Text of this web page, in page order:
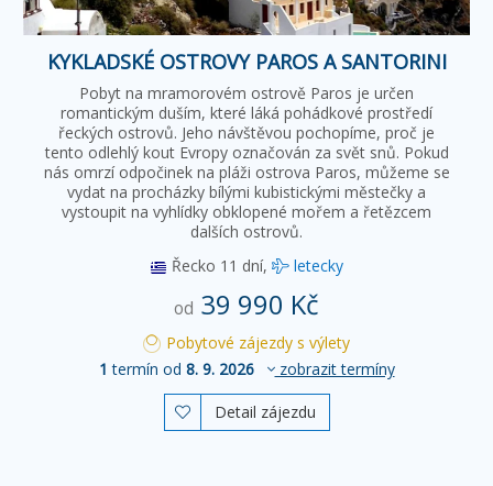
KYKLADSKÉ OSTROVY PAROS A SANTORINI
Pobyt na mramorovém ostrově Paros je určen
romantickým duším, které láká pohádkové prostředí
řeckých ostrovů. Jeho návštěvou pochopíme, proč je
tento odlehlý kout Evropy označován za svět snů. Pokud
nás omrzí odpočinek na pláži ostrova Paros, můžeme se
vydat na procházky bílými kubistickými městečky a
vystoupit na vyhlídky obklopené mořem a řetězcem
dalších ostrovů.
Řecko 11 dní, letecky
od 39 990 Kč
Pobytové zájezdy s výlety
1 termín od 8. 9. 2026 zobrazit termíny
 Detail zájezdu